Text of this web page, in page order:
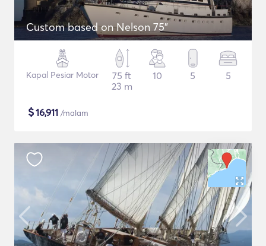
Custom based on Nelson 75"
Kapal Pesiar Motor
75 ft
23 m
10 5 5
$16,911 /malam